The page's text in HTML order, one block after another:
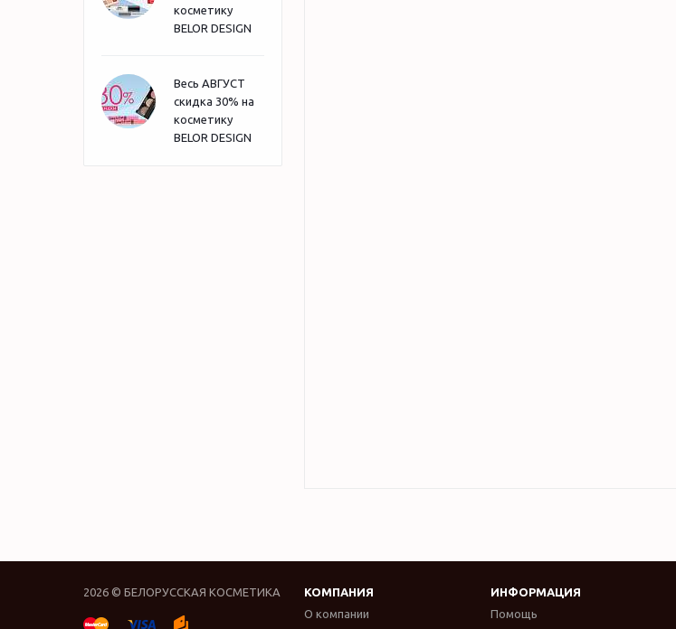
косметику
BELOR DESIGN
Весь АВГУСТ
скидка 30% на
косметику
BELOR DESIGN
2026 © БЕЛОРУССКАЯ КОСМЕТИКА КОМПАНИЯ ИНФОРМАЦИЯ
О компании
Помощь